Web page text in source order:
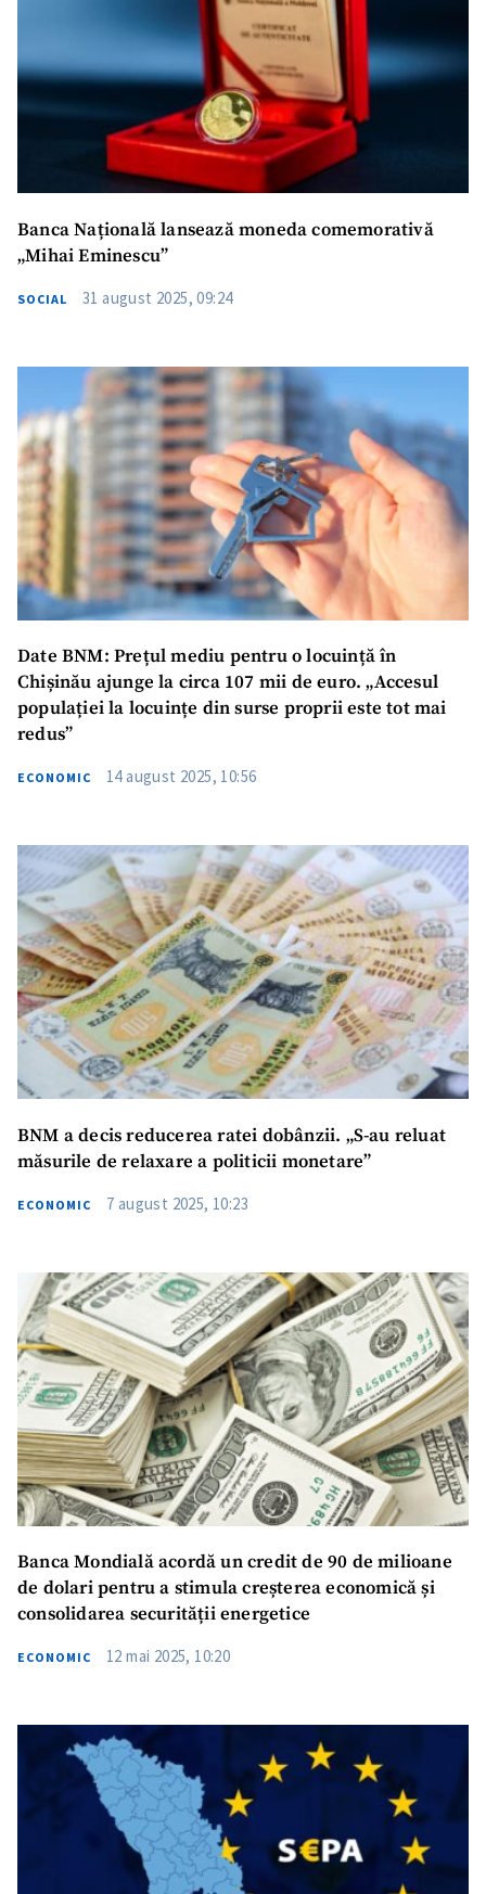
Banca Națională lansează moneda comemorativă
„Mihai Eminescu”
SOCIAL 31 august 2025, 09:24
Date BNM: Prețul mediu pentru o locuință în
Chișinău ajunge la circa 107 mii de euro. „Accesul
populației la locuințe din surse proprii este tot mai
redus”
ECONOMIC 14 august 2025, 10:56
BNM a decis reducerea ratei dobânzii. „S-au reluat
măsurile de relaxare a politicii monetare”
ECONOMIC 7 august 2025, 10:23
Banca Mondială acordă un credit de 90 de milioane
de dolari pentru a stimula creșterea economică și
consolidarea securității energetice
ECONOMIC 12 mai 2025, 10:20
ȘTIREA MEA
Titlu știre
+ Adaugă titlu